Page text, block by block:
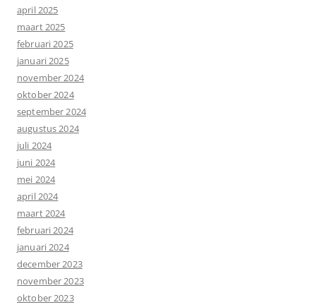
april 2025
maart 2025
februari 2025
januari 2025
november 2024
oktober 2024
september 2024
augustus 2024
juli 2024
juni 2024
mei 2024
april 2024
maart 2024
februari 2024
januari 2024
december 2023
november 2023
oktober 2023